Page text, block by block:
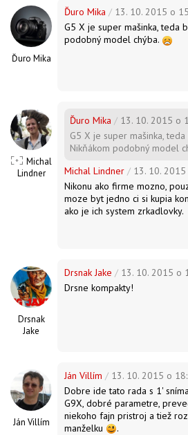
Ďuro Mika
Ďuro Mika / 13. 10. 2015 o
G5 X je super mašinka, teda
podobný model chýba.
Michal
Lindner
Ďuro Mika / 13. 10. 2015 o
G5 X je super mašinka, teda
Nikňákom podobný model
Michal Lindner / 13. 10.
Nikonu ako firme mozno,
moze byt jedno ci si kupia
ako je ich system zrkadlovky.
Drsnak
Jake
Drsnak Jake / 13. 10. 2015 o
Drsne kompakty!
Ján Villím
Ján Villím / 13. 10. 2015 o
Dobre ide tato rada s 1'
G9X, dobré parametre,
niekoho fajn pristroj a tiež
manželku
.